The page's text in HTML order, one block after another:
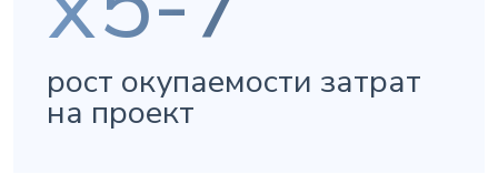
рост окупаемости затрат
на проект